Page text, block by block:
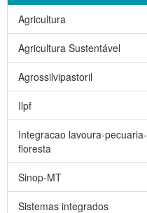
Agricultura
Agricultura Sustentável
Agrossilvipastoril
Ilpf
Integracao lavoura-pecuaria-
floresta
Sinop-MT
Sistemas integrados